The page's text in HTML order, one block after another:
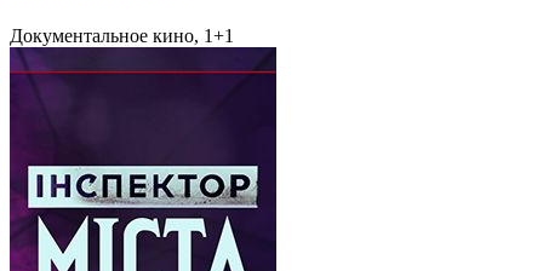
Документальное кино, 1+1